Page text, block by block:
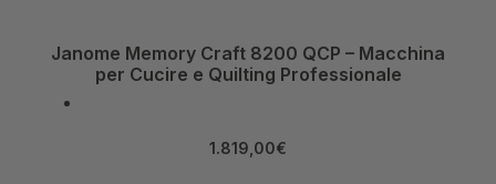
Janome Memory Craft 8200 QCP – Macchina
per Cucire e Quilting Professionale
1.819,00€